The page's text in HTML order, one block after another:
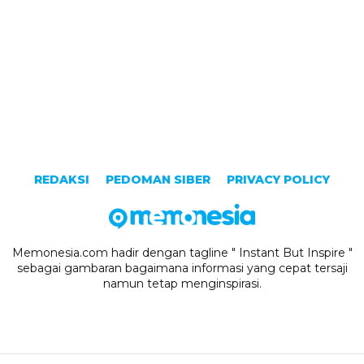
REDAKSI PEDOMAN SIBER PRIVACY POLICY
Memonesia.com hadir dengan tagline " Instant But Inspire "
sebagai gambaran bagaimana informasi yang cepat tersaji
namun tetap menginspirasi.